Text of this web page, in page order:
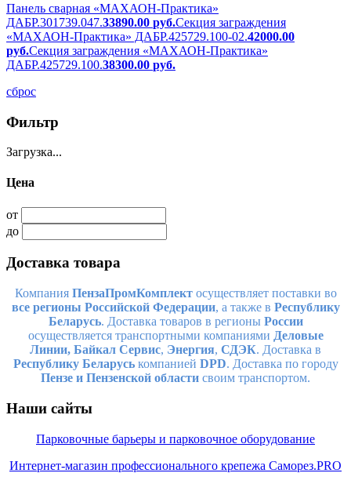
Панель сварная «МАХАОН-Практика»
ДАБР.301739.047.33890.00 руб.Секция заграждения
«МАХАОН-Практика» ДАБР.425729.100-02.42000.00
руб.Секция заграждения «МАХАОН-Практика»
ДАБР.425729.100.38300.00 руб.
сброс
Фильтр
Загрузка...
Цена
от
до
Доставка товара
Компания ПензаПромКомплектосуществляет поставки во
все регионы Российской Федерации, а также в Республику
Беларусь. Доставка товаров в регионы России
осуществляется транспортными компаниями Деловые
Линии, Байкал Сервис, Энергия, СДЭК. Доставка в
Республику Беларуськомпанией DPD. Доставка по городу
Пензе и Пензенской области своим транспортом.
Наши сайты
Парковочные барьеры и парковочное оборудование
Интернет-магазин профессионального крепежа Саморез.PRO